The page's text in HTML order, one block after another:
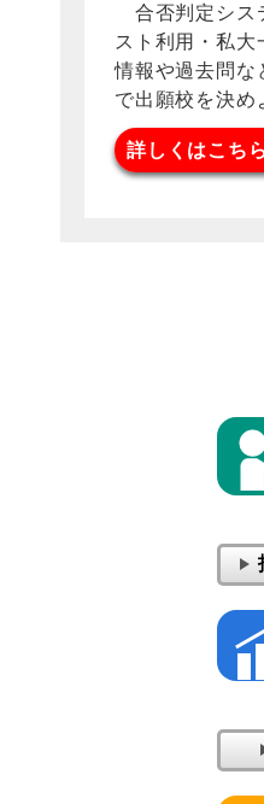
合否判定シス
スト利用・私
情報や過去問な
で出願校を決め
詳しくはこち